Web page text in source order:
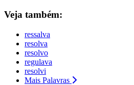
Veja também:
ressalva
resolva
resolvo
regulava
resolvi
Mais Palavras